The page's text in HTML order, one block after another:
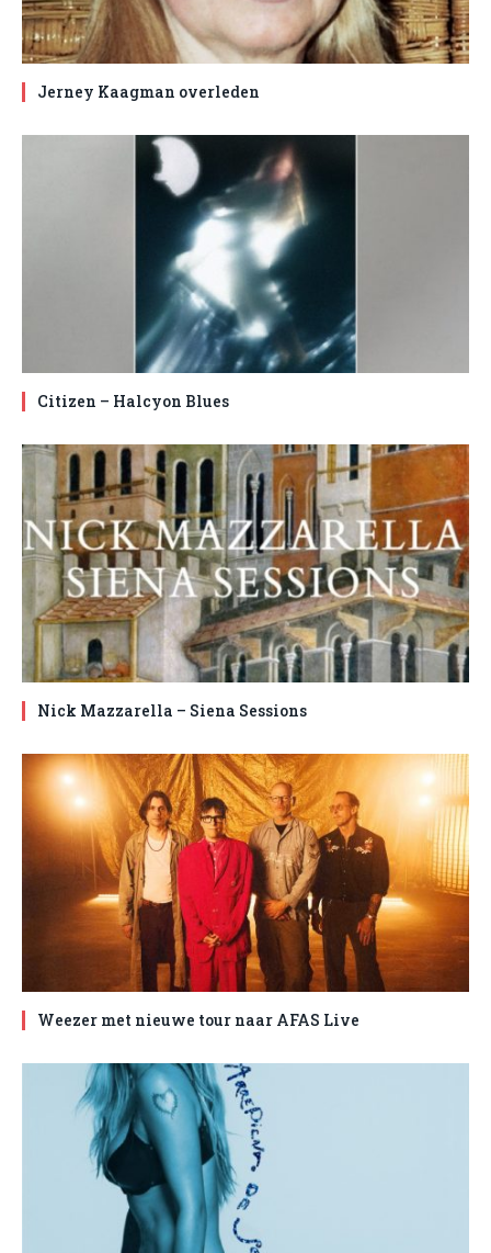
Jerney Kaagman overleden
Citizen – Halcyon Blues
Nick Mazzarella – Siena Sessions
Weezer met nieuwe tour naar AFAS Live